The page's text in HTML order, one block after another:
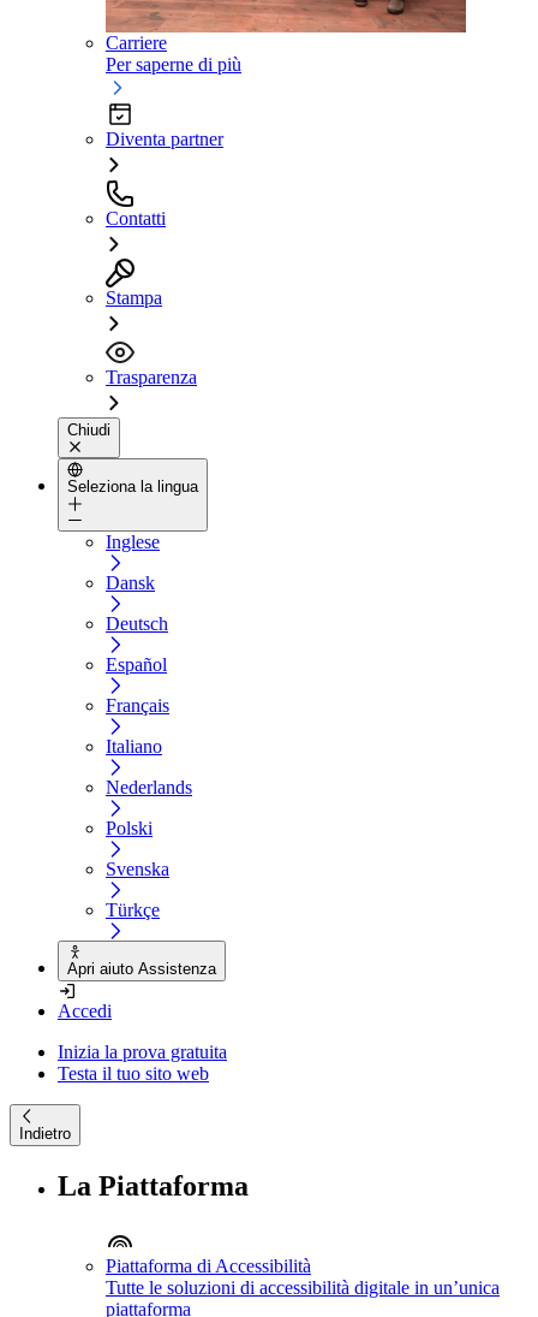
Carriere
Per saperne di più
Diventa partner
Contatti
Stampa
Trasparenza
Chiudi
Seleziona la lingua
Inglese
Dansk
Deutsch
Español
Français
Italiano
Nederlands
Polski
Svenska
Türkçe
Apri aiuto Assistenza
Accedi
Inizia la prova gratuita
Testa il tuo sito web
Indietro
La Piattaforma
Piattaforma di Accessibilità
Tutte le soluzioni di accessibilità digitale in un’unica
piattaforma